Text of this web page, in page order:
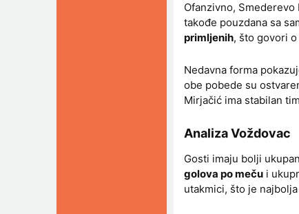
Ofanzivno,
takođe pouzdana sa
primljenih, što govori
Nedavna forma
obe pobede su
Mirjačić ima stabilan
Analiza Voždovac
Gosti imaju bolji
golova po meču i
utakmici, što je